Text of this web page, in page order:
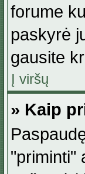
forume
paskyrė
gausite
Į viršų
» Kaip
"priminti"